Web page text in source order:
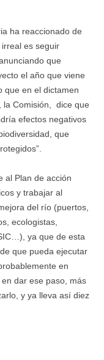
ha reaccionado de
es seguir
que
el año que viene
que en el dictamen
la Comisión, dice que
efectos negativos
que
al Plan de acción
y trabajar al
del río (puertos,
ecologistas,
ya que de esta
que pueda ejecutar
en
dar ese paso, más
y ya lleva así diez